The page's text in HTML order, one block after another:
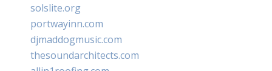
solslite.org
portwayinn.com
djmaddogmusic.com
thesoundarchitects.com